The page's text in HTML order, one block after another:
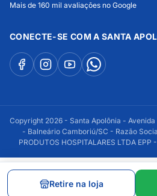
Mais de 160 mil avaliações no Google
CONECTE-SE COM A SANTA
Copyright 2026 - Santa Apolônia -
- Balneário Camboriú/SC - Razão
PRODUTOS HOSPITALARES LTDA
Retire na loja